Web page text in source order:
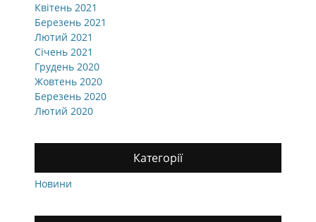
Квітень 2021
Березень 2021
Лютий 2021
Січень 2021
Грудень 2020
Жовтень 2020
Березень 2020
Лютий 2020
Категорії
Новини